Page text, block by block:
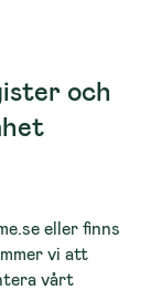
och
eller finns
vi att
vårt